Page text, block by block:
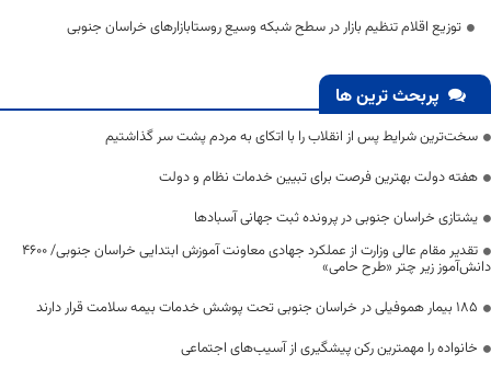
توزیع اقلام تنظیم بازار در سطح شبکه وسیع روستابازارهای خراسان جنوبی
پربحث ترین ها
سخت‌ترین شرایط پس از انقلاب را با اتکای به مردم پشت سر گذاشتیم
هفته دولت بهترین فرصت برای تبیین خدمات نظام و دولت
یشتازی خراسان جنوبی در پرونده ثبت جهانی آسبادها
تقدیر مقام عالی وزارت از عملکرد جهادی معاونت آموزش ابتدایی خراسان جنوبی/ ۴۶۰۰
دانش‌آموز زیر چتر «طرح حامی»
۱۸۵ بیمار هموفیلی در خراسان جنوبی تحت پوشش خدمات بیمه سلامت قرار دارند
خانواده را مهمترین رکن پیشگیری از آسیب‌های اجتماعی